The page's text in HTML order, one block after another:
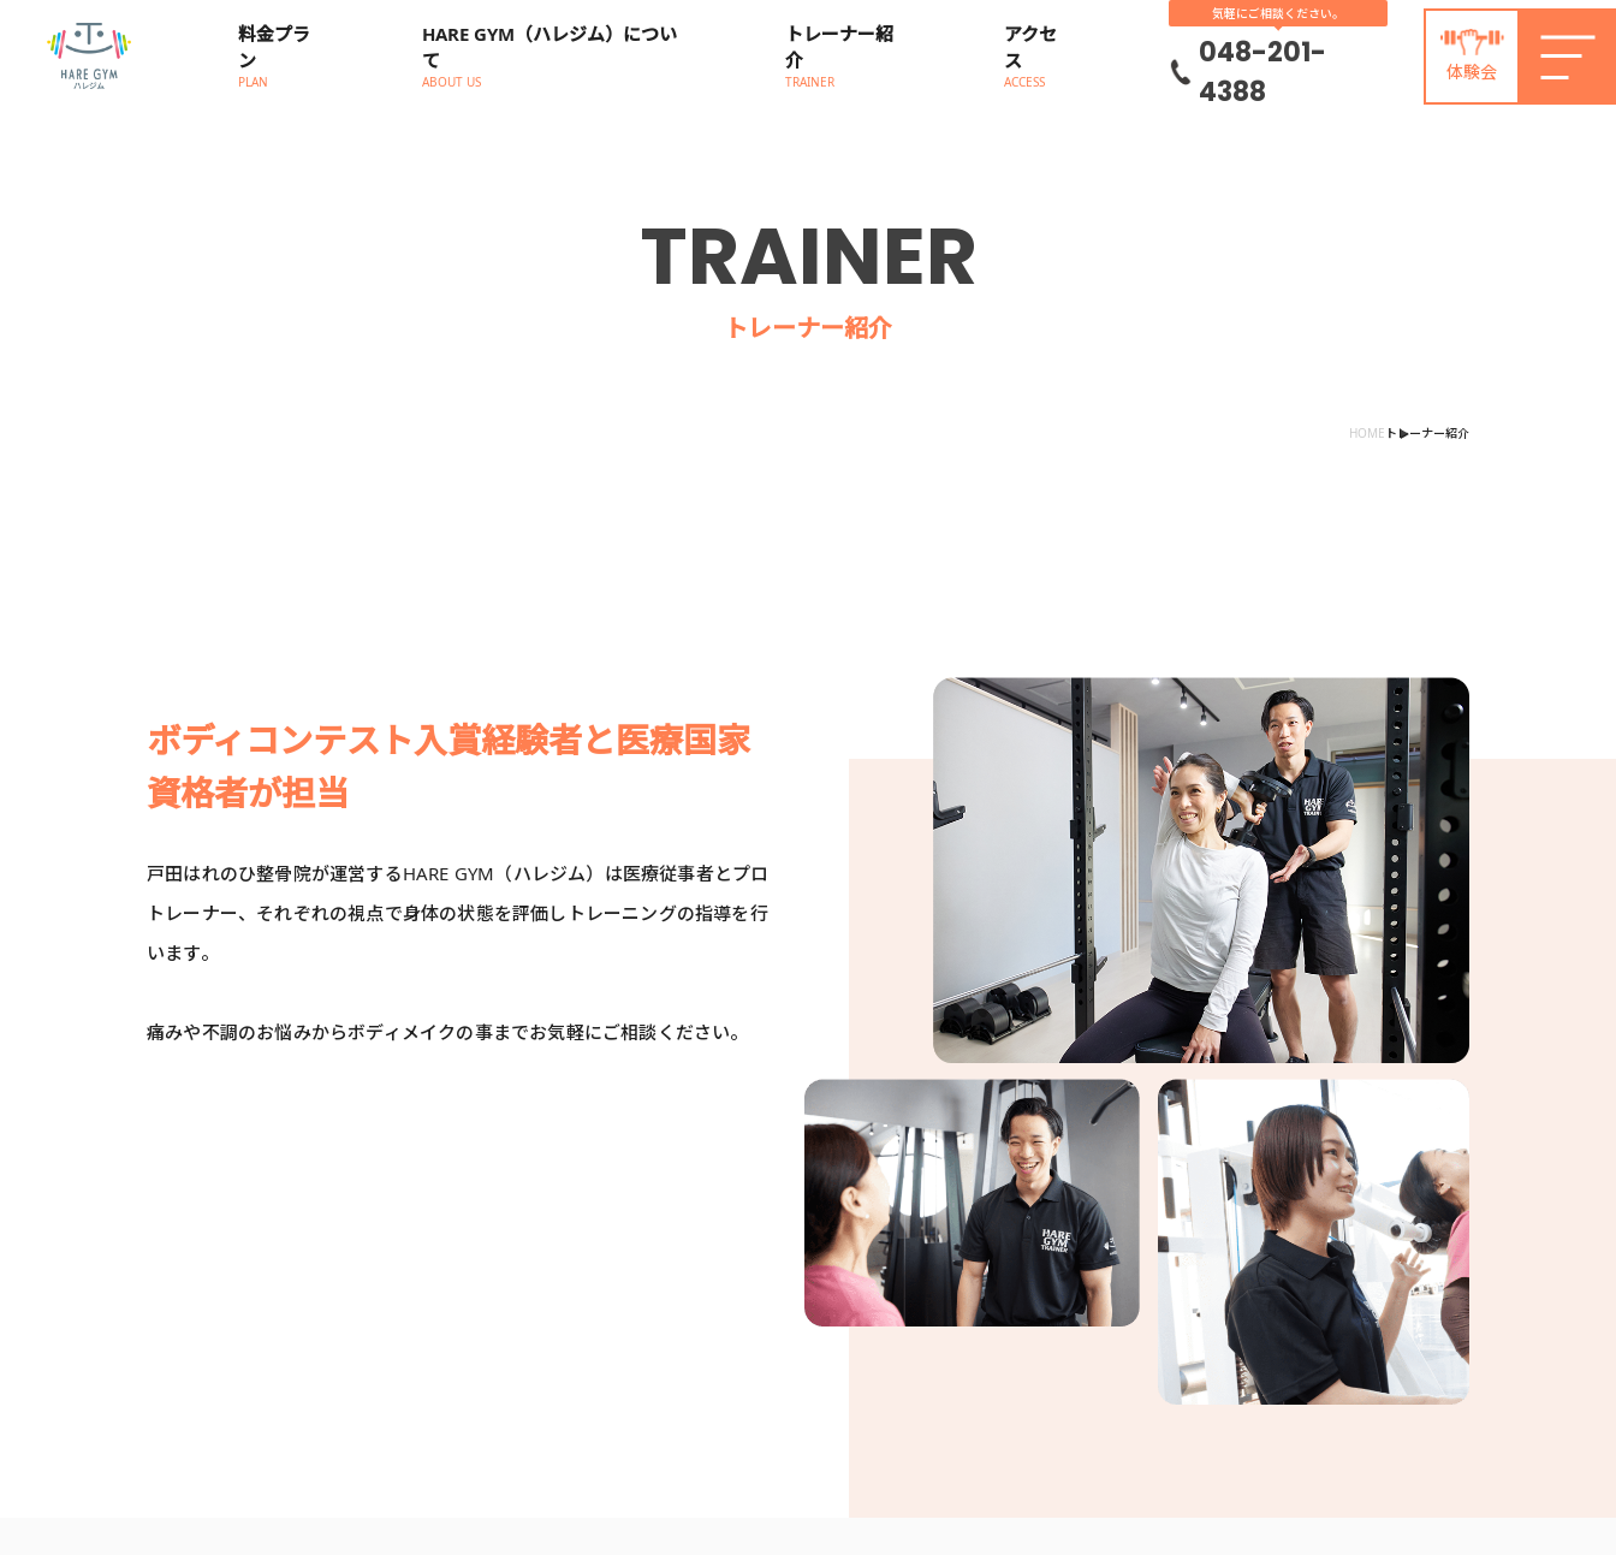
料金プラ
ン
PLAN
HARE GYM（ハレジム）につい
て
ABOUT US
トレーナー紹
介
TRAINER
アクセ
ス
ACCESS
気軽にご相談ください。
048-201-
4388
体験会
TRAINER
トレーナー紹介
HOME トレーナー紹介
ボディコンテスト入賞経験者と医療国家
資格者が担当
戸田はれのひ整骨院が運営するHARE GYM（ハレジム）は医療従事者とプロ
トレーナー、それぞれの視点で身体の状態を評価しトレーニングの指導を行
います。
痛みや不調のお悩みからボディメイクの事までお気軽にご相談ください。